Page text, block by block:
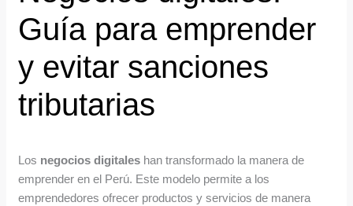
Guía para emprender
y evitar sanciones
tributarias
Los negocios digitales han transformado la manera de
emprender en el Perú. Este modelo permite a los
emprendedores ofrecer productos y servicios de manera